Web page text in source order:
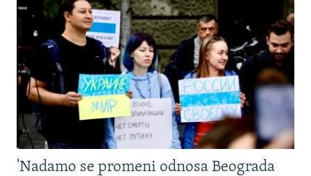
'Nadamo se promeni odnosa Beograda